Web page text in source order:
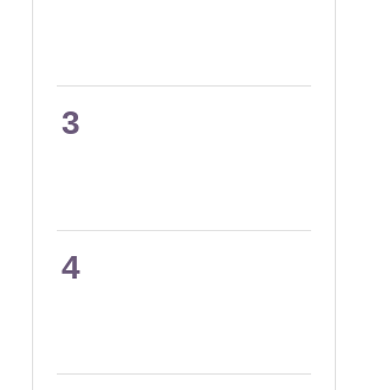
3
4